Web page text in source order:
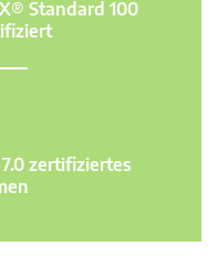
Standard 100
zertifiziertes